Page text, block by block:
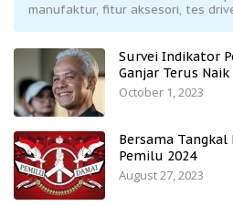
manufaktur, fitur aksesori, tes
Survei Indikator
Ganjar Terus
October 1, 2023
Bersama Tangkal
Pemilu 2024
August 27, 2023